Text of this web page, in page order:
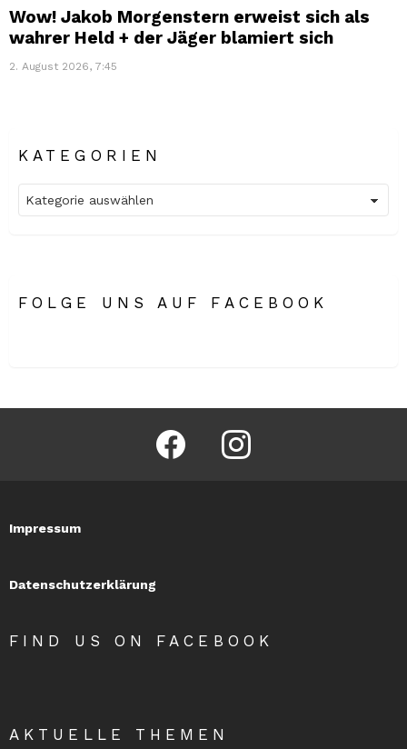
Wow! Jakob Morgenstern erweist sich als
wahrer Held + der Jäger blamiert sich
2. August 2026, 7:45
KATEGORIEN
FOLGE UNS AUF FACEBOOK
facebook instagram
Impressum
Datenschutzerklärung
FIND US ON FACEBOOK
AKTUELLE THEMEN